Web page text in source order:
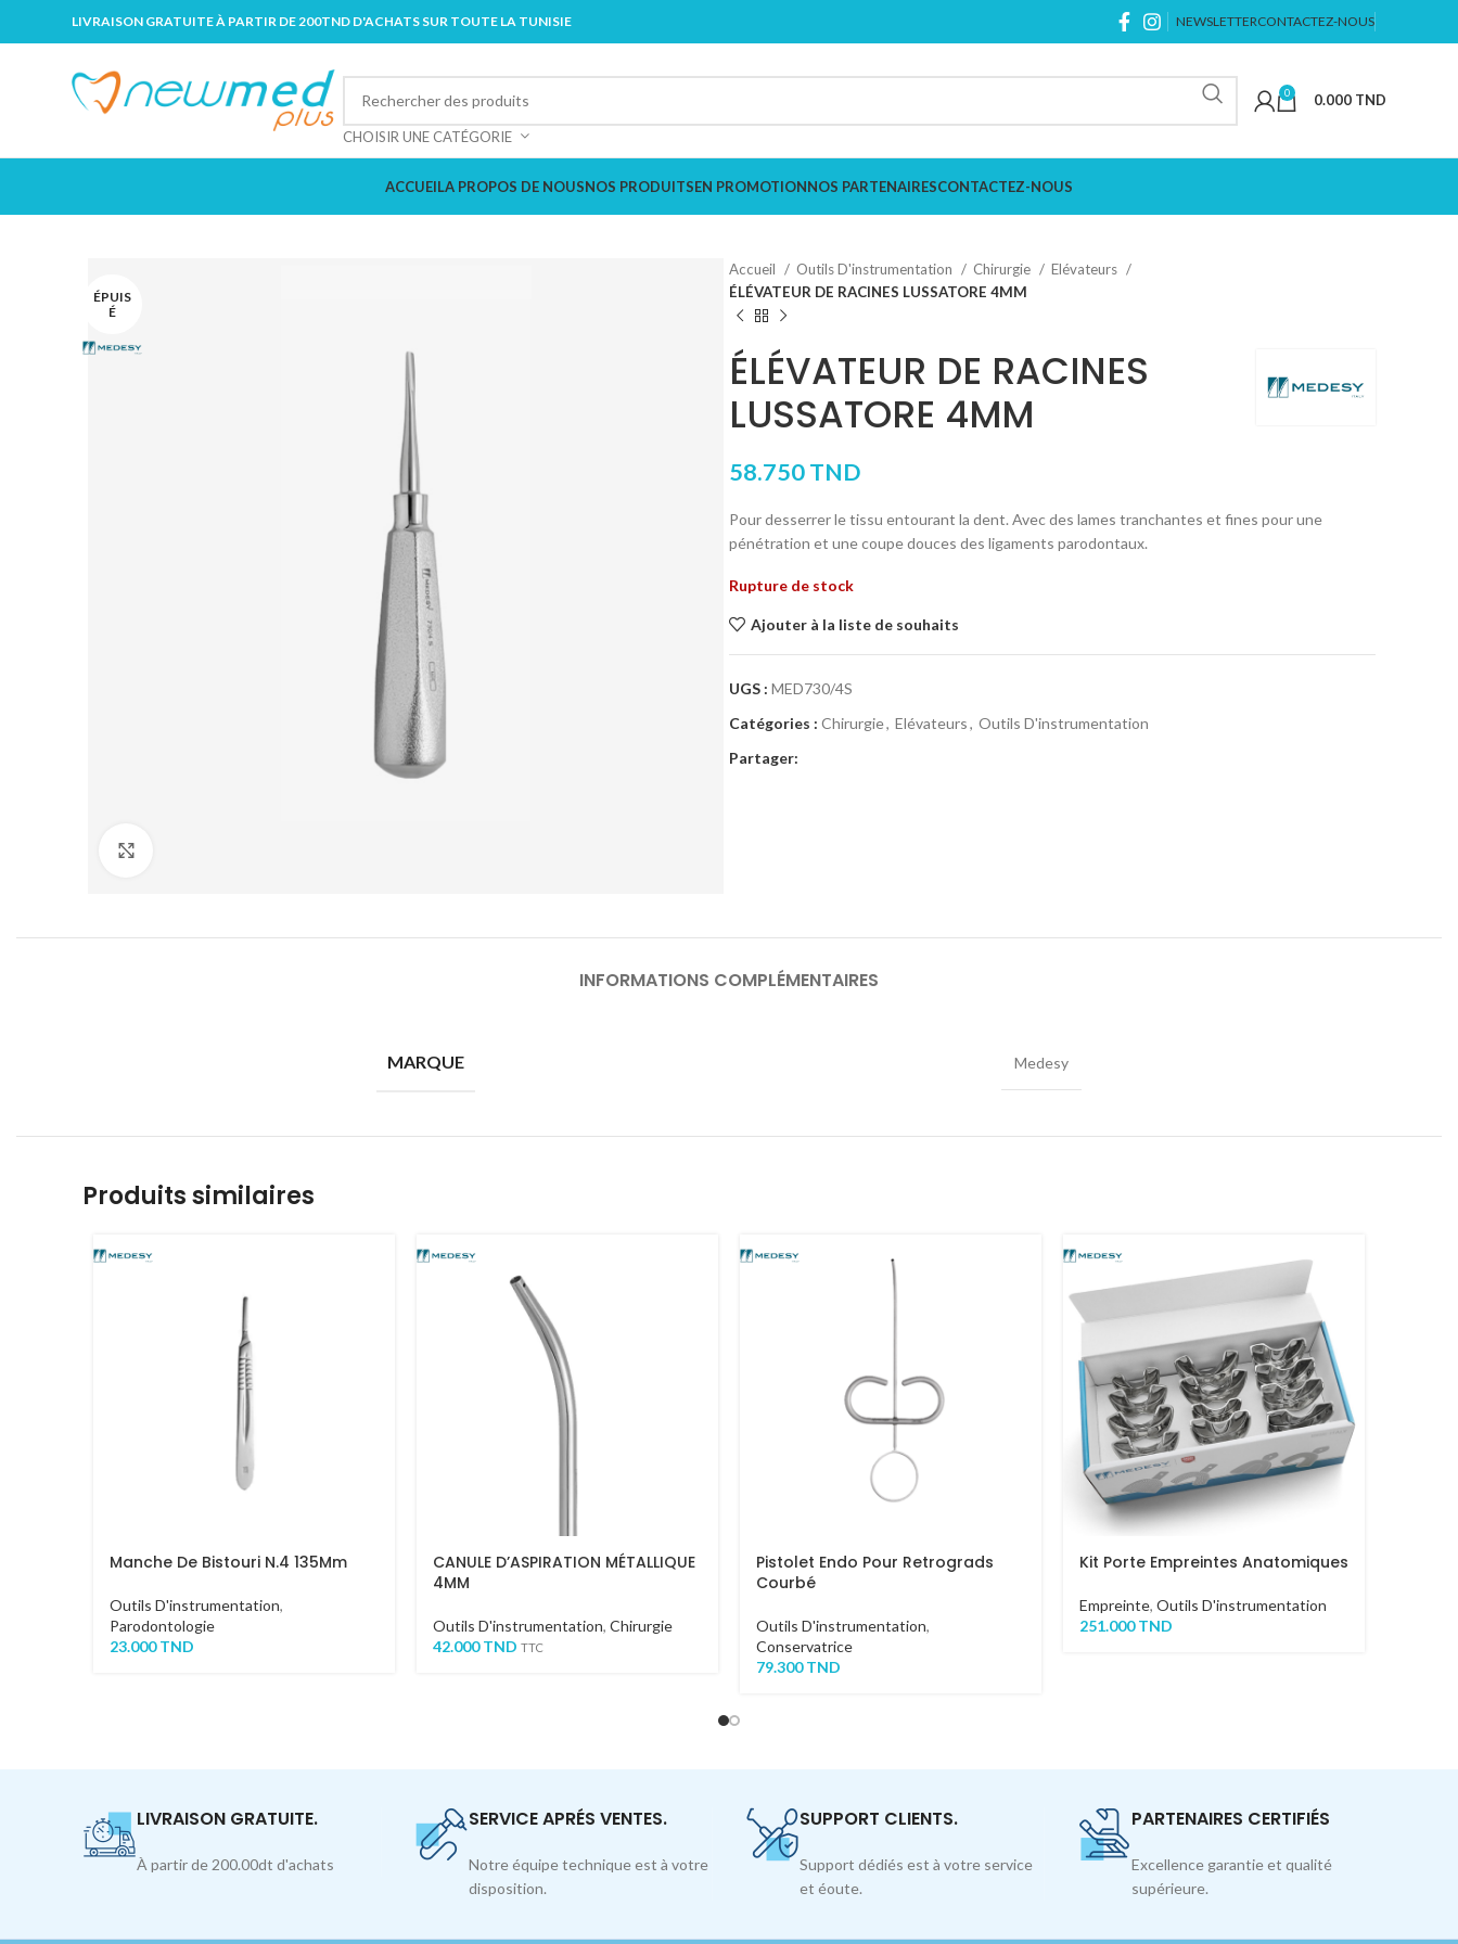
LIVRAISON GRATUITE À PARTIR DE 200TND D'ACHATS SUR TOUTE LA TUNISIE NEWSLETTERCONTACTEZ-NOUS
CHOISIR UNE CATÉGORIE
0 0.000 TND
ACCUEILA PROPOS DE NOUSNOS PRODUITSEN PROMOTIONNOS PARTENAIRESCONTACTEZ-NOUS
ÉPUIS
É
Accueil Outils D'instrumentation Chirurgie
Elévateurs
ÉLÉVATEUR DE RACINES LUSSATORE 4MM
ÉLÉVATEUR DE RACINES
LUSSATORE 4MM
58.750TND
Pour desserrer le tissu entourant la dent. Avec des lames tranchantes et fines pour une
pénétration et une coupe douces des ligaments parodontaux.
Rupture de stock
Ajouter à la liste de souhaits
UGS : MED730/4S
Catégories : Chirurgie, Elévateurs, Outils D'instrumentation
Partager:
INFORMATIONS COMPLÉMENTAIRES
MARQUE Medesy
Produits similaires
Manche De Bistouri N.4 135Mm
Outils D'instrumentation,
Parodontologie
23.000TND
CANULE D’ASPIRATION MÉTALLIQUE
4MM
Outils D'instrumentation, Chirurgie
42.000TND TTC
Pistolet Endo Pour Retrograds
Courbé
Outils D'instrumentation,
Conservatrice
79.300TND
Kit Porte Empreintes Anatomiques
Empreinte, Outils D'instrumentation
251.000TND
LIVRAISON GRATUITE.
À partir de 200.00dt d'achats
SERVICE APRÉS VENTES.
Notre équipe technique est à votre
disposition.
SUPPORT CLIENTS.
Support dédiés est à votre service
et éoute.
PARTENAIRES CERTIFIÉS
Excellence garantie et qualité
supérieure.